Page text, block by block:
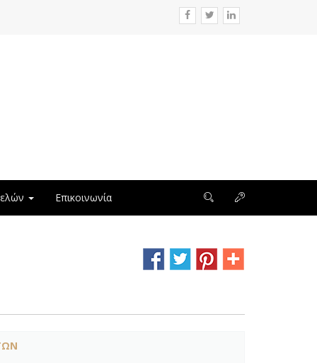
Επικοινωνία